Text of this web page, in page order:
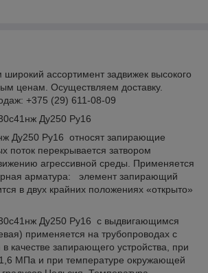
ассортимент задвижек высокого
ценам. Осуществляем доставку.
+375 (29) 611-08-09
Ду250 Ру16
Ду250 Ру16 относят запирающие
поток перекрывается затвором
агрессивной среды. Применяется
арматура: элемент запирающий
в двух крайних положениях «открыто»
Ду250 Ру16 с выдвигающимся
применяется на трубопроводах с
качестве запирающего устройства, при
МПа и при температуре окружающей